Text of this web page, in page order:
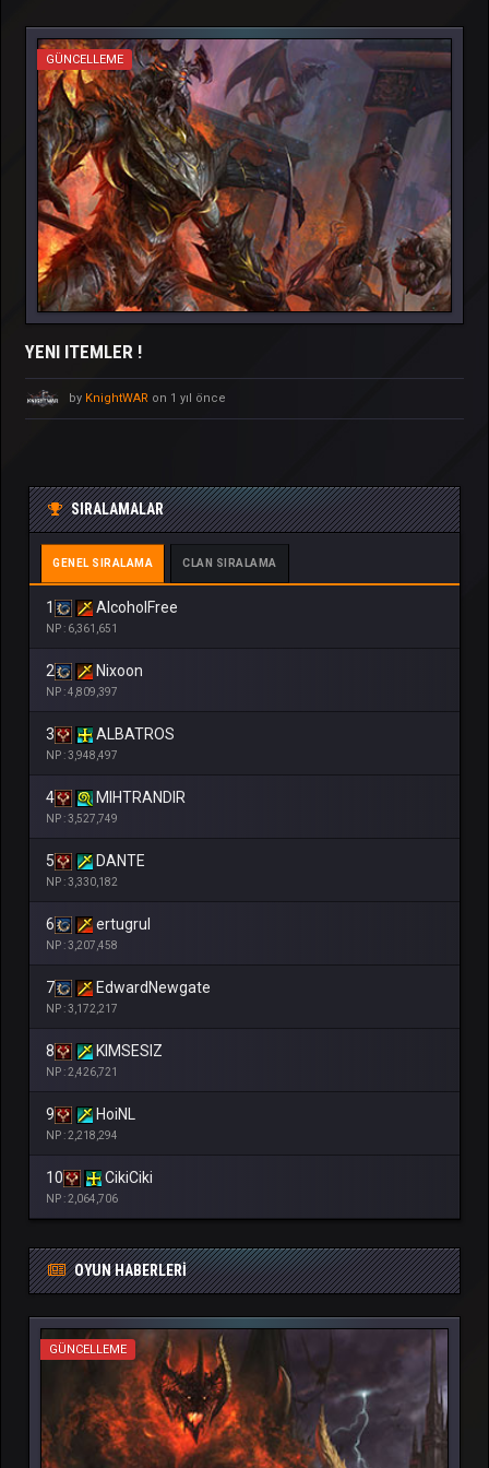
GÜNCELLEME
YENI ITEMLER !
by KnightWAR on 1 yıl önce
SIRALAMALAR
GENEL SIRALAMA CLAN SIRALAMA
1 AlcoholFree
NP : 6,361,651
2 Nixoon
NP : 4,809,397
3 ALBATROS
NP : 3,948,497
4 MIHTRANDIR
NP : 3,527,749
5 DANTE
NP : 3,330,182
6 ertugrul
NP : 3,207,458
7 EdwardNewgate
NP : 3,172,217
8 KIMSESIZ
NP : 2,426,721
9 HoiNL
NP : 2,218,294
10 CikiCiki
NP : 2,064,706
OYUN HABERLERI
GÜNCELLEME